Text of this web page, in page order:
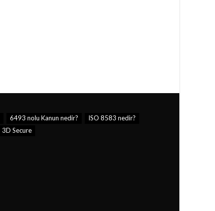
6493 nolu Kanun nedir?
ISO 8583 nedir?
3D Secure